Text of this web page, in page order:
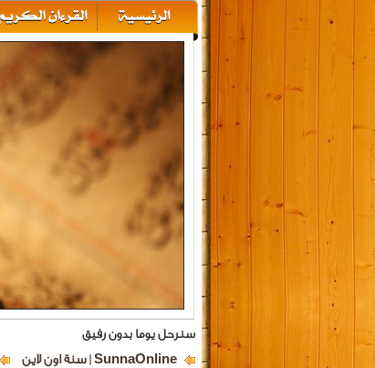
سنرحل يوما بدون رفيق
SunnaOnline | سنة اون لاين